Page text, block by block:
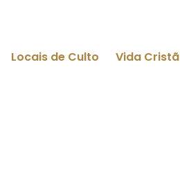
Locais de Culto Vida Cristã